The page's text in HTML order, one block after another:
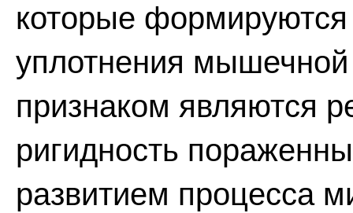
которые формируются
уплотнения
признаком являются
ригидность
развитием процесса